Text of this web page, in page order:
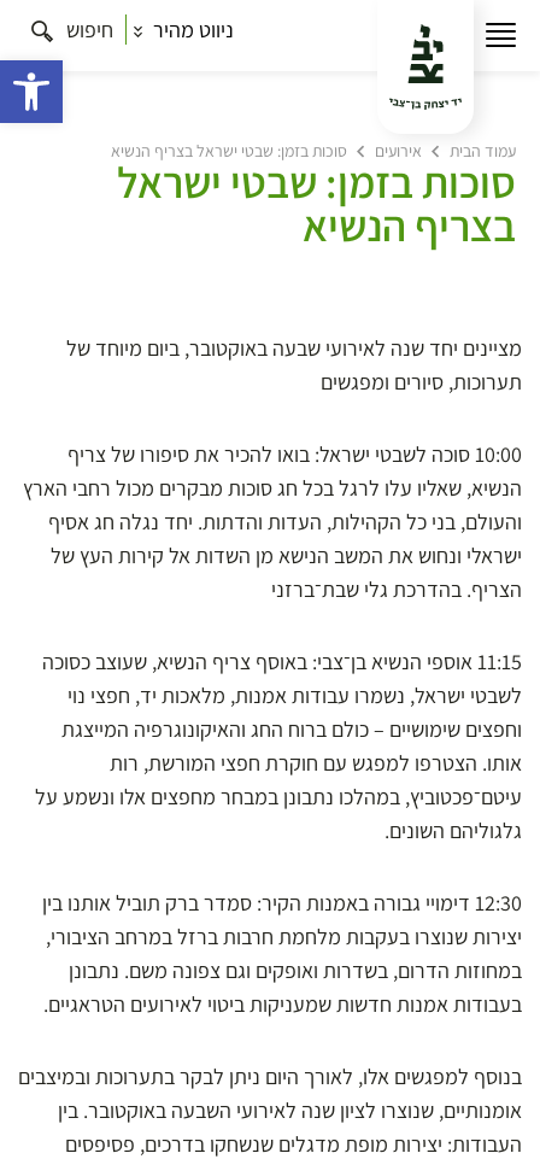
ניווט מהיר חיפוש
עמוד הבית אירועים סוכות בזמן: שבטי ישראל בצריף הנשיא
סוכות בזמן: שבטי ישראל
בצריף הנשיא
מציינים יחד שנה לאירועי שבעה באוקטובר, ביום מיוחד של
תערוכות, סיורים ומפגשים
10:00 סוכה לשבטי ישראל: בואו להכיר את סיפורו של צריף
הנשיא, שאליו עלו לרגל בכל חג סוכות מבקרים מכול רחבי הארץ
והעולם, בני כל הקהילות, העדות והדתות. יחד נגלה חג אסיף
ישראלי ונחוש את המשב הנישא מן השדות אל קירות העץ של
הצריף. בהדרכת גלי שבת־ברזני
11:15 אוספי הנשיא בן־צבי: באוסף צריף הנשיא, שעוצב כסוכה
לשבטי ישראל, נשמרו עבודות אמנות, מלאכות יד, חפצי נוי
וחפצים שימושיים – כולם ברוח החג והאיקונוגרפיה המייצגת
אותו. הצטרפו למפגש עם חוקרת חפצי המורשת, רות
עיטם־פכטוביץ, במהלכו נתבונן במבחר מחפצים אלו ונשמע על
גלגוליהם השונים.
12:30 דימויי גבורה באמנות הקיר: סמדר ברק תוביל אותנו בין
יצירות שנוצרו בעקבות מלחמת חרבות ברזל במרחב הציבורי,
במחוזות הדרום, בשדרות ואופקים וגם צפונה משם. נתבונן
בעבודות אמנות חדשות שמעניקות ביטוי לאירועים הטראגיים.
בנוסף למפגשים אלו, לאורך היום ניתן לבקר בתערוכות ובמיצבים
אומנותיים, שנוצרו לציון שנה לאירועי השבעה באוקטובר. בין
העבודות: יצירות מופת מדגלים שנשחקו בדרכים, פסיפסים